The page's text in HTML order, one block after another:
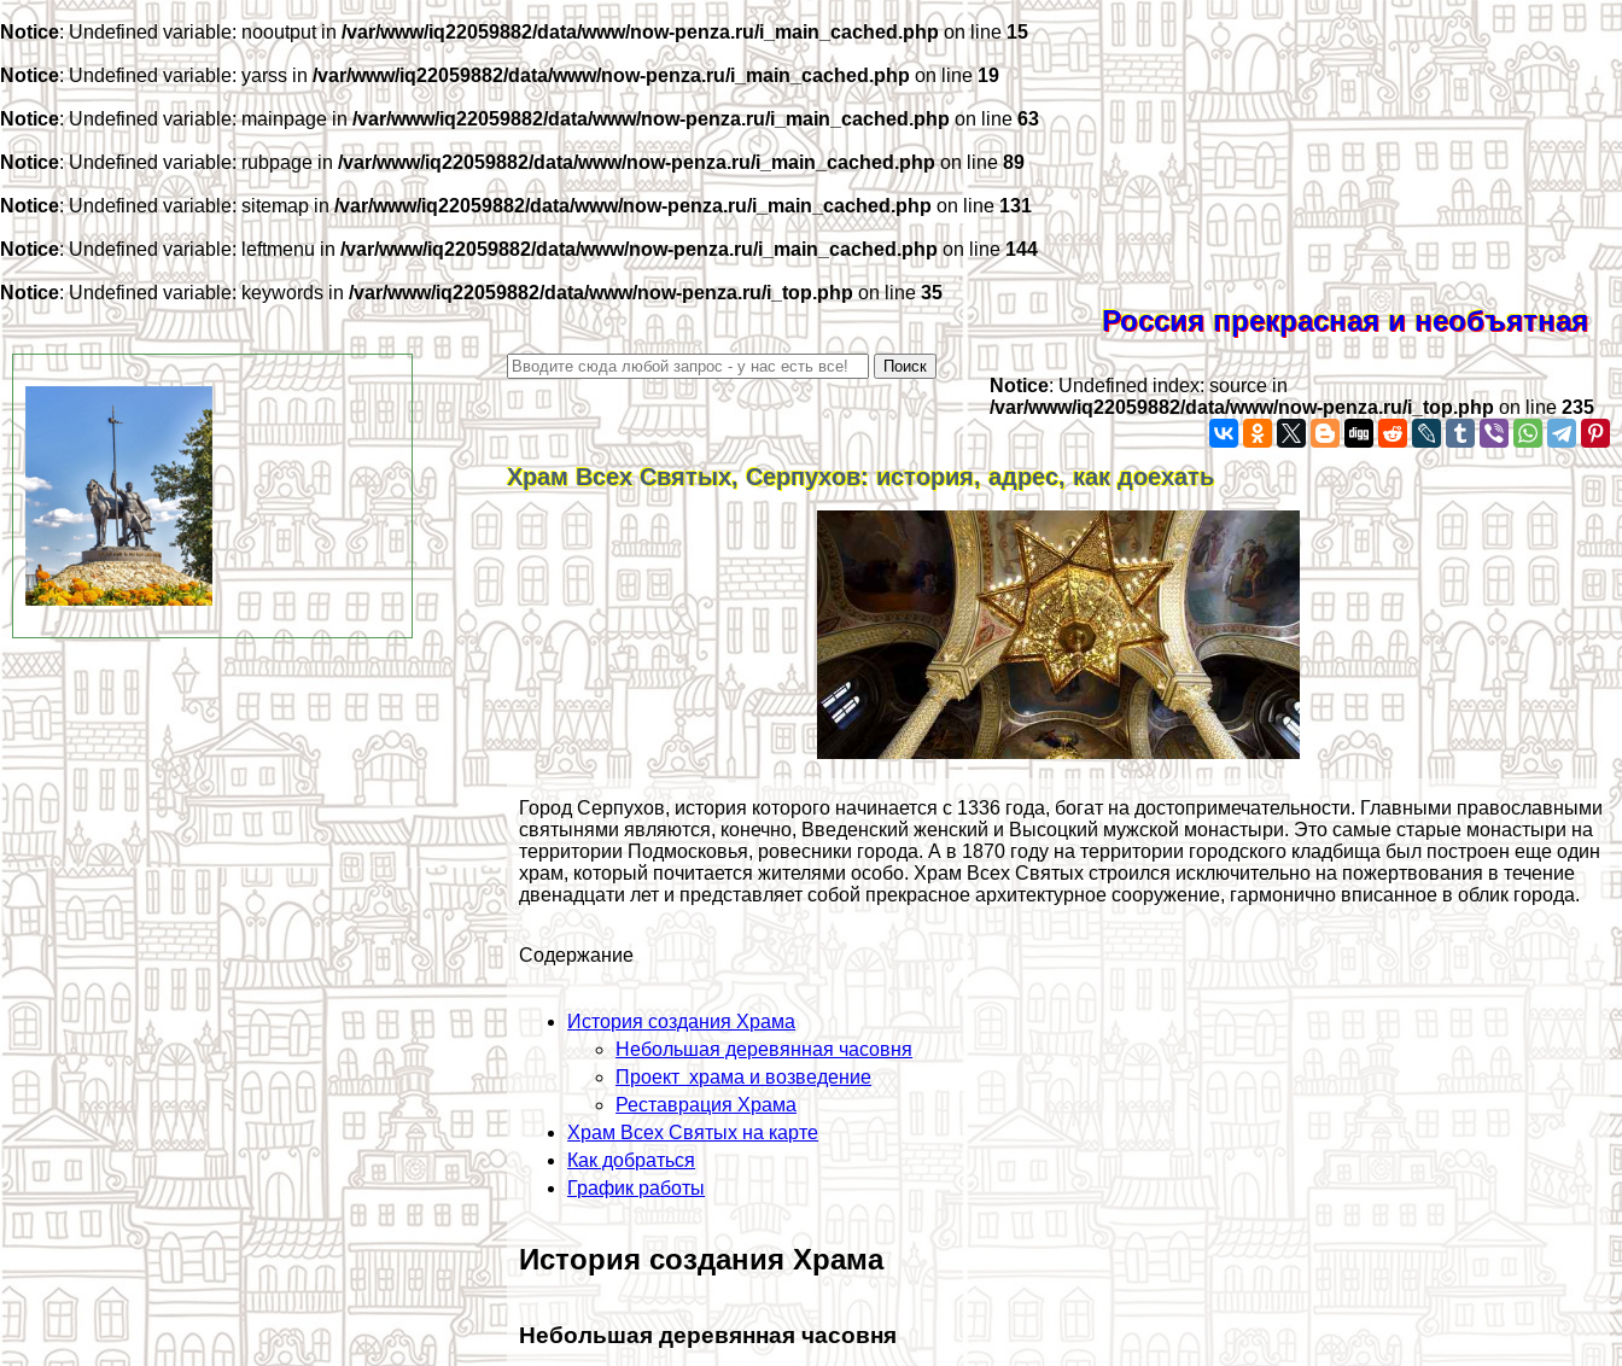
Notice: Undefined variable: nooutput in /var/www/iq22059882/data/www/now-penza.ru/i_main_cached.phpon line15
Notice: Undefined variable: yarss in /var/www/iq22059882/data/www/now-penza.ru/i_main_cached.php on line19
Notice: Undefined variable: mainpage in/var/www/iq22059882/data/www/now-penza.ru/i_main_cached.phpon line63
Notice: Undefined variable: rubpage in /var/www/iq22059882/data/www/now-penza.ru/i_main_cached.phpon line89
Notice: Undefined variable: sitemap in/var/www/iq22059882/data/www/now-penza.ru/i_main_cached.php on line131
Notice: Undefined variable: leftmenu in /var/www/iq22059882/data/www/now-penza.ru/i_main_cached.phpon line144
Notice: Undefined variable: keywords in /var/www/iq22059882/data/www/now-penza.ru/i_top.phpon line35
Россия прекрасная и необъятная
Notice: Undefined index: source in
/var/www/iq22059882/data/www/now-penza.ru/i_top.php on line235
Храм Всех Святых, Серпухов: история, адрес, как доехать
Город Серпухов, история которого начинается с 1336 года, богат на достопримечательности. Главными православными
святынями являются, конечно, Введенский женский и Высоцкий мужской монастыри. Это самые старые монастыри на
территории Подмосковья, ровесники города. А в 1870 году на территории городского кладбища был построен еще один
храм, который почитается жителями особо. Храм Всех Святых строился исключительно на пожертвования в течение
двенадцати лет и представляет собой прекрасное архитектурное сооружение, гармонично вписанное в облик города.
Содержание
История создания Храма
Небольшая деревянная часовня
Проект храма и возведение
Реставрация Храма
Храм Всех Святых на карте
Как добраться
График работы
История создания Храма
Небольшая деревянная часовня